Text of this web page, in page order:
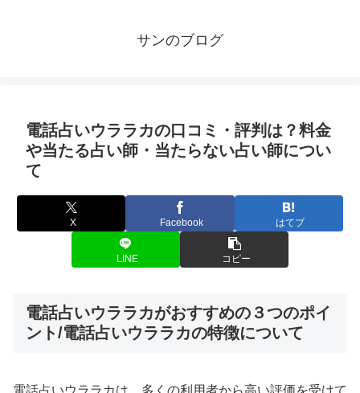
サンのブログ
電話占いウララカの口コミ・評判は？料金
や当たる占い師・当たらない占い師につい
て
X Facebook はてブ
LINE コピー
電話占いウララカがおすすめの３つのポイ
ント/電話占いウララカの特徴について
電話占いウララカは、多くの利用者から高い評価を受けて